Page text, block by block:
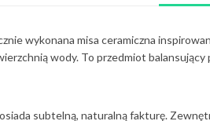
wykonana misa ceramiczna
wody. To przedmiot
subtelną, naturalną fakturę.